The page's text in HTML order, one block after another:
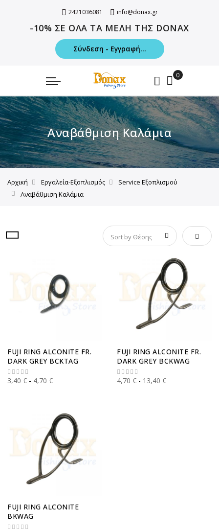
2421036081 info@donax.gr
-10% ΣΕ ΟΛΑ ΤΑ ΜΕΛΗ ΤΗΣ DONAX
Σύνδεση - Εγγραφή...
Αναβάθμιση Καλάμια
Αρχική Εργαλεία-Εξοπλισμός
Service Εξοπλισμού
Αναβάθμιση Καλάμια
FUJI RING ALCONITE FR.
DARK GREY BCKTAG
3,40 € 4,70 €
FUJI RING ALCONITE FR.
DARK GREY BCKWAG
4,70 € 13,40 €
FUJI RING ALCONITE
BKWAG